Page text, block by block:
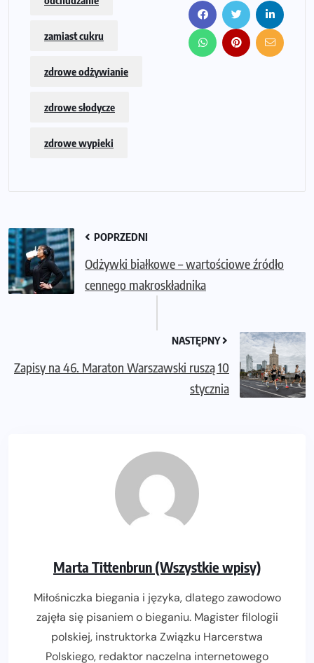
zamiast cukru
zdrowe odżywianie
zdrowe słodycze
zdrowe wypieki
POPRZEDNI
Odżywki białkowe – wartościowe źródło
cennego makroskładnika
NASTĘPNY
Zapisy na 46. Maraton Warszawski ruszą 10
stycznia
Marta Tittenbrun (Wszystkie wpisy)
Miłośniczka biegania i języka, dlatego zawodowo
zajęła się pisaniem o bieganiu. Magister filologii
polskiej, instruktorka Związku Harcerstwa
Polskiego, redaktor naczelna internetowego